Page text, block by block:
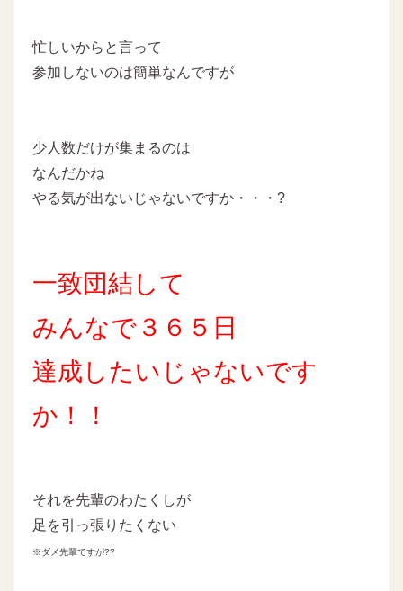
忙しいからと言って
参加しないのは簡単なんですが
少人数だけが集まるのは
なんだかね
やる気が出ないじゃないですか・・・?
一致団結して
みんなで３６５日
達成したいじゃないです
か！！
それを先輩のわたくしが
足を引っ張りたくない
※ダメ先輩ですが??